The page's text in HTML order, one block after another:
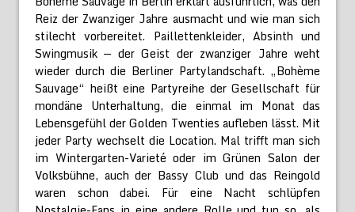
Reiz der Zwanziger Jahre ausmacht und wie man sich
stilecht vorbereitet. Paillettenkleider, Absinth und
Swingmusik — der Geist der zwanziger Jahre weht
wieder durch die Berliner Partylandschaft. „Bohème
Sauvage“ heißt eine Partyreihe der Gesellschaft für
mondäne Unterhaltung, die einmal im Monat das
Lebensgefühl der Golden Twenties aufleben lässt. Mit
jeder Party wechselt die Location. Mal trifft man sich
im Wintergarten-Varieté oder im Grünen Salon der
Volksbühne, auch der Bassy Club und das Reingold
waren schon dabei. Für eine Nacht schlüpfen